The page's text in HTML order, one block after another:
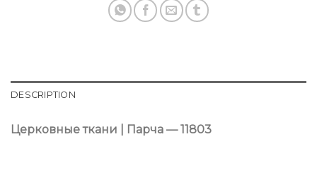
DESCRIPTION
Церковные ткани | Парча — 11803